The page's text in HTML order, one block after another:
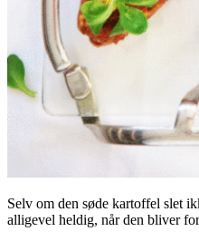
Selv om den søde kartoffel slet
alligevel heldig, når den bliver